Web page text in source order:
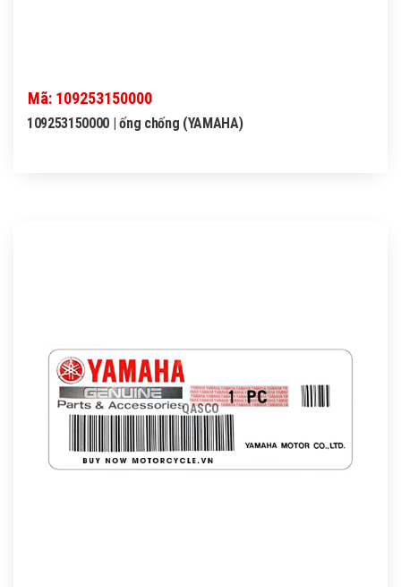
Mã: 109253150000
109253150000 | ống chống (YAMAHA)
QASCO